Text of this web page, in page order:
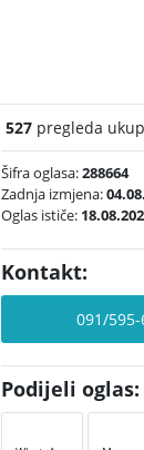
527 pregleda
Šifra oglasa:288664
Zadnja izmjena:
Oglas ističe:
Kontakt:
091/
Podijeli oglas: